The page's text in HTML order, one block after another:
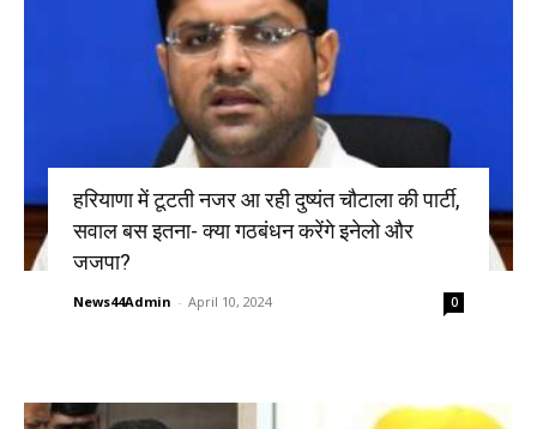
हरियाणा में टूटती नजर आ रही दुष्यंत चौटाला की पार्टी,
सवाल बस इतना- क्या गठबंधन करेंगे इनेलो और
जजपा?
News44Admin - April 10, 2024 0